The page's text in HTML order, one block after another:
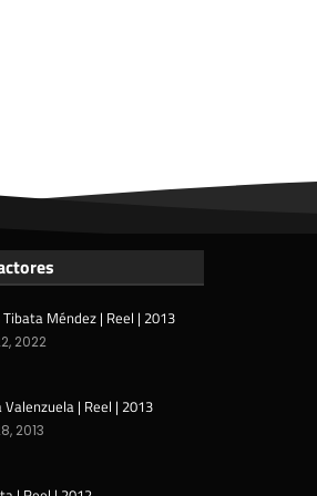
Méndez | Reel | 2013
2022
| Reel | 2013
2013